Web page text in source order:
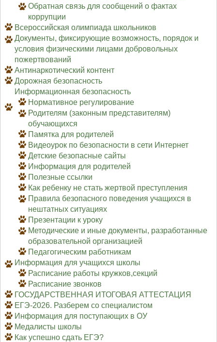
Обратная связь для сообщений о фактах
коррупции
Всероссийская олимпиада школьников
Документы, фиксирующие возможность, порядок и
условия физическими лицами добровольных
пожертвований
Антинаркотический контент
Дорожная безопасность
Информационная безопасность
Нормативное регулирование
Родителям (законным представителям)
обучающихся
Памятка для родителей
Видеоурок по безопасности в сети Интернет
Детские безопасные сайты
Информация для родителей
Полезные ссылки
Как ребенку не стать жертвой преступления
Правила безопасного поведения учащихся в
нештатных ситуациях
Презентации к уроку
Методические и иные документы, разработанные
образовательной организацией
Педагогическим работникам
Информация для учащихся школы
Расписание работы кружков,секций
Расписание звонков
ГОСУДАРСТВЕННАЯ ИТОГОВАЯ АТТЕСТАЦИЯ
ЕГЭ-2026. Разберем со специалистом
Информация для поступающих в ОУ
Медалисты школы
Как успешно сдать ЕГЭ?